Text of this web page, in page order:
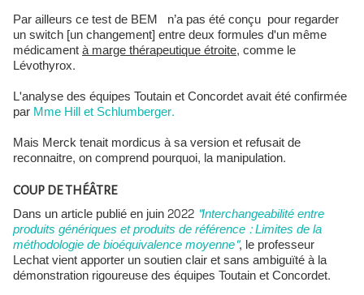
Par ailleurs ce test de BEM n’a pas été conçu pour regarder
un switch [un changement] entre deux formules d'un même
médicamentà marge thérapeutique étroite, comme le
Lévothyrox.
L'analyse des équipes Toutain et Concordet avait été confirmée
parMme Hill et Schlumberger.
Mais Merck tenait mordicus à sa version et refusait de
reconnaitre, on comprend pourquoi, la manipulation.
COUP DE THÉÂTRE
Dans un article publié en juin 2022 "Interchangeabilité entre
produits génériques et produits de référence : Limites de la
méthodologie de bioéquivalence moyenne", le professeur
Lechat vient apporter un soutien clair et sans ambiguïté à la
démonstration rigoureuse des équipes Toutain et Concordet.